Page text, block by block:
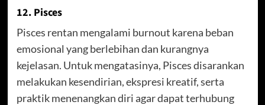
12. Pisces
Pisces rentan mengalami burnout karena beban
emosional yang berlebihan dan kurangnya
kejelasan. Untuk mengatasinya, Pisces disarankan
melakukan kesendirian, ekspresi kreatif, serta
praktik menenangkan diri agar dapat terhubung